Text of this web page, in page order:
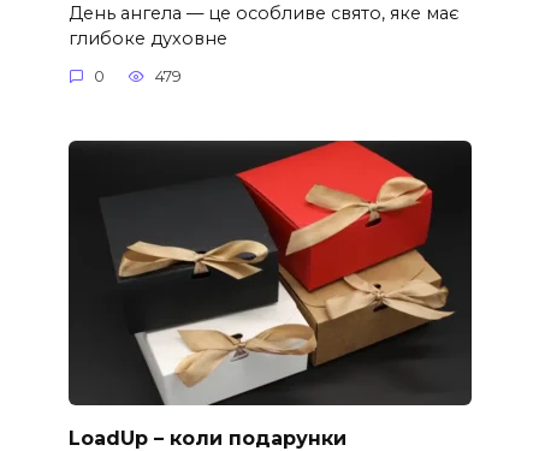
День ангела — це особливе свято, яке має
глибоке духовне
0 479
LoadUp – коли подарунки